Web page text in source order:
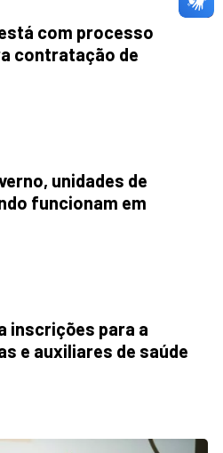
com processo
contratação de
unidades de
funcionam em
inscrições para a
e auxiliares de saúde